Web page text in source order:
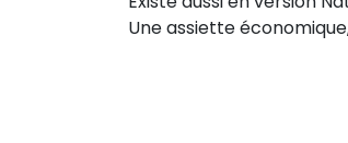
Une assiette